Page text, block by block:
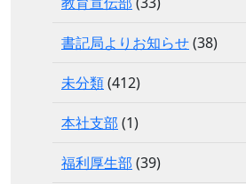
書記局よりお知らせ(38)
未分類(412)
本社支部 (1)
福利厚生部 (39)